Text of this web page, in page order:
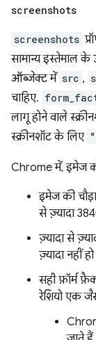
screenshots
screenshots
सामान्य इस्तेमाल
ऑब्जेक्ट में src ,
चाहिए.
लागू होने वाले
स्क्रीनशॉट के लिए
Chrome में, इमेज
इमेज की
से ज़्यादा
ज़्यादा से
ज़्यादा नहीं
सही फ़ॉर्म
रेशियो एक